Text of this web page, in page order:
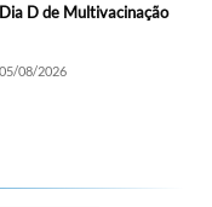
D de Multivacinação
05/08/2026